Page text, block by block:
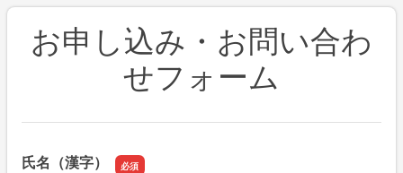
お申し込み・お問い合わ
せフォーム
氏名（漢字）